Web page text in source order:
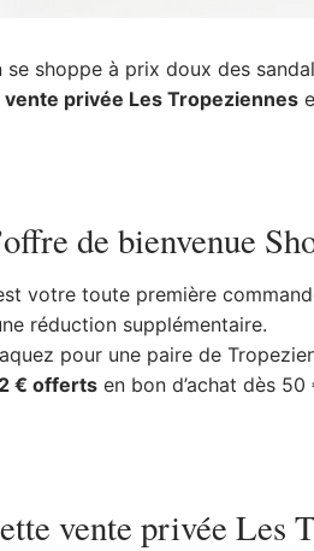
se shoppe à prix doux des
vente privée Les Tropeziennes
de bienvenue
votre toute première
réduction supplémentaire.
pour une paire de
€ offertsen bon d’achat dès
vente privée Les